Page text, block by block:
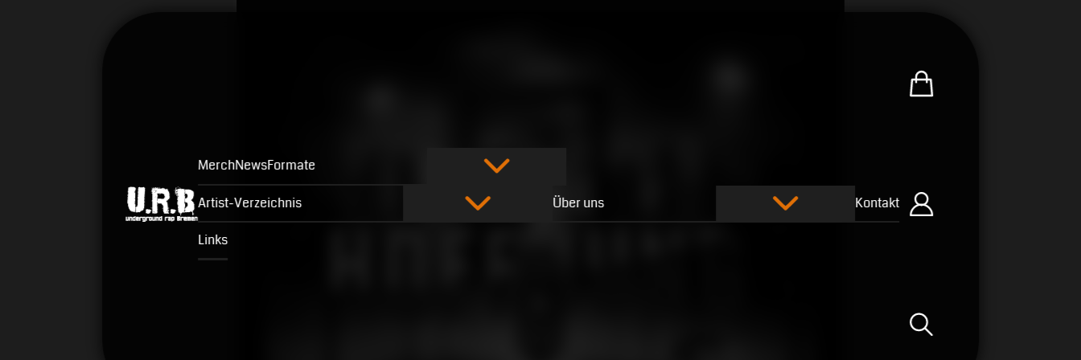
MerchNewsFormate
Artist-Verzeichnis Über uns Kontakt
Links
Zum U.R.B-Merchandise-
Einloggen
Suche öffnen